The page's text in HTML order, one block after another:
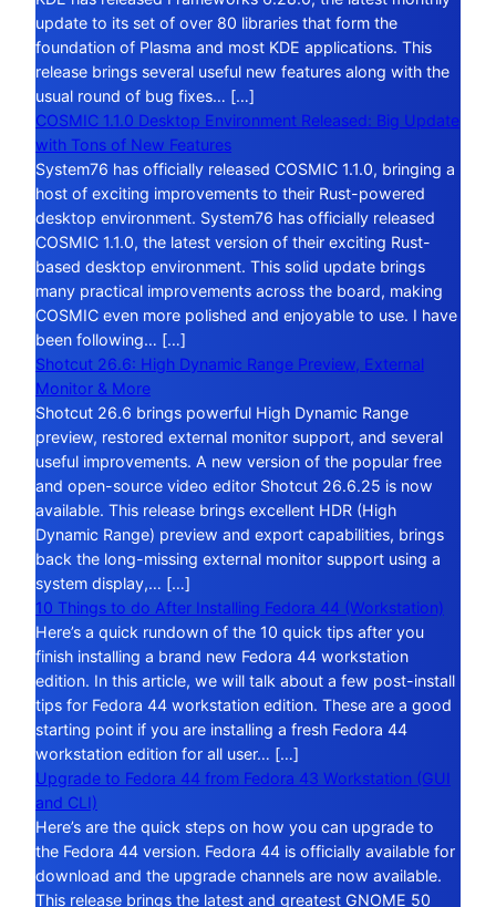
update to its set of over 80 libraries that form the
foundation of Plasma and most KDE applications. This
release brings several useful new features along with the
usual round of bug fixes… […]
COSMIC 1.1.0 Desktop Environment Released: Big Update
with Tons of New Features
System76 has officially released COSMIC 1.1.0, bringing a
host of exciting improvements to their Rust-powered
desktop environment. System76 has officially released
COSMIC 1.1.0, the latest version of their exciting Rust-
based desktop environment. This solid update brings
many practical improvements across the board, making
COSMIC even more polished and enjoyable to use. I have
been following… […]
Shotcut 26.6: High Dynamic Range Preview, External
Monitor & More
Shotcut 26.6 brings powerful High Dynamic Range
preview, restored external monitor support, and several
useful improvements. A new version of the popular free
and open-source video editor Shotcut 26.6.25 is now
available. This release brings excellent HDR (High
Dynamic Range) preview and export capabilities, brings
back the long-missing external monitor support using a
system display,… […]
10 Things to do After Installing Fedora 44 (Workstation)
Here’s a quick rundown of the 10 quick tips after you
finish installing a brand new Fedora 44 workstation
edition. In this article, we will talk about a few post-install
tips for Fedora 44 workstation edition. These are a good
starting point if you are installing a fresh Fedora 44
workstation edition for all user… […]
Upgrade to Fedora 44 from Fedora 43 Workstation (GUI
and CLI)
Here’s are the quick steps on how you can upgrade to
the Fedora 44 version. Fedora 44 is officially available for
download and the upgrade channels are now available.
This release brings the latest and greatest GNOME 50